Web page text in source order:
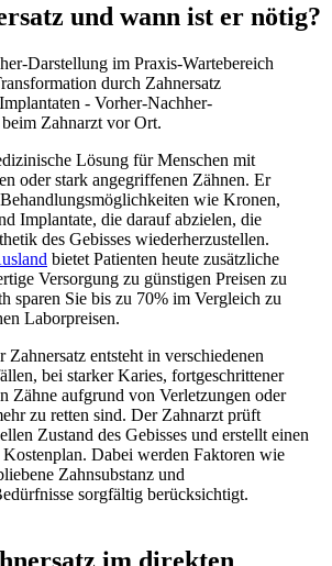
und wann ist er nötig?
- Vorher-Nachher-
Zahnarzt vor Ort.
Lösung für Menschen mit
oder stark angegriffenen Zähnen. Er
wie Kronen,
Implantate, die darauf abzielen, die
des Gebisses wiederherzustellen.
bietet Patienten heute zusätzliche
Versorgung zu günstigen Preisen zu
sparen Sie bis zu 70% im Vergleich zu
Laborpreisen.
entsteht in verschiedenen
bei starker Karies, fortgeschrittener
Zähne aufgrund von Verletzungen oder
zu retten sind. Der Zahnarzt prüft
Zustand des Gebisses und erstellt einen
Dabei werden Faktoren wie
Zahnsubstanz und
sorgfältig berücksichtigt.